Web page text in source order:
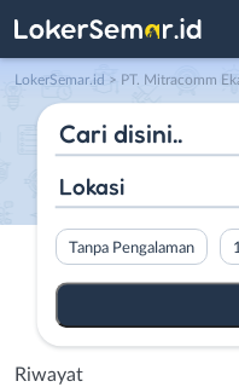
LokerSemar.id > PT. Mitracomm
Lokasi
Tanpa Pengalaman
Riwayat